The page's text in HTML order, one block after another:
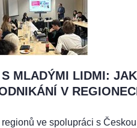
MLADÝMI LIDMI: JAK
V
ve spolupráci s Českou